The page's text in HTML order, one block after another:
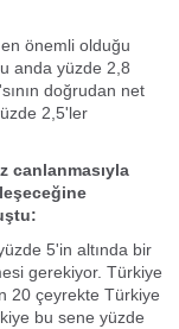
önemli olduğu
anda yüzde 2,8
doğrudan net
2,5'ler
canlanmasıyla
5'in altında bir
gerekiyor. Türkiye
20 çeyrekte Türkiye
bu sene yüzde